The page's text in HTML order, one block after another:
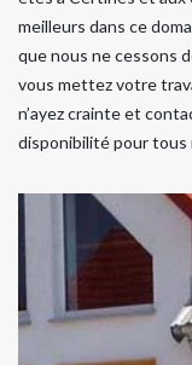
meilleurs dans ce
que nous ne cessons
vous mettez votre
n’ayez crainte et
disponibilité pour